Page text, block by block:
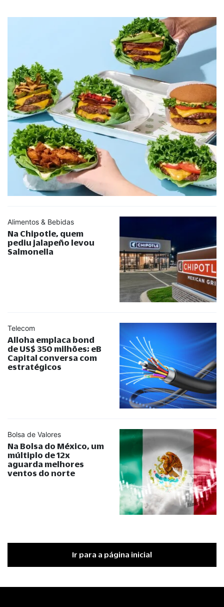
Alimentos & Bebidas
Na Chipotle, quem
pediu jalapeño levou
Salmonella
Telecom
Alloha emplaca bond
de US$ 350 milhões; eB
Capital conversa com
estratégicos
Bolsa de Valores
Na Bolsa do México, um
múltiplo de 12x
aguarda melhores
ventos do norte
Ir para a página inicial